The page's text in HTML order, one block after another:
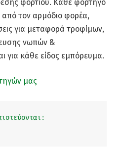
φορτίου. Κάθε φορτηγό
τον αρμόδιο φορέα,
για μεταφορά τροφίμων,
νωπών &
για κάθε είδος εμπόρευμα.
μας